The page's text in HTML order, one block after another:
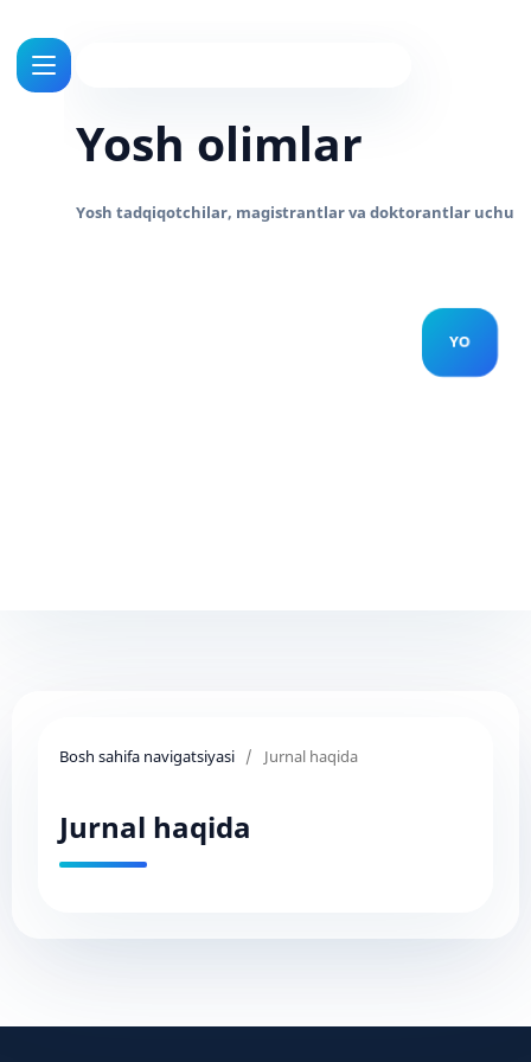
Yosh olimlar
Bosh sahifa navigatsiyasi / Jurnal haqida
Jurnal haqida